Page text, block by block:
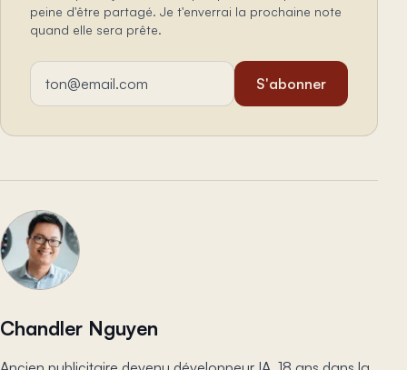
peine d'être partagé. Je t'enverrai la prochaine note
quand elle sera prête.
Adresse email
S'abonner
Chandler Nguyen